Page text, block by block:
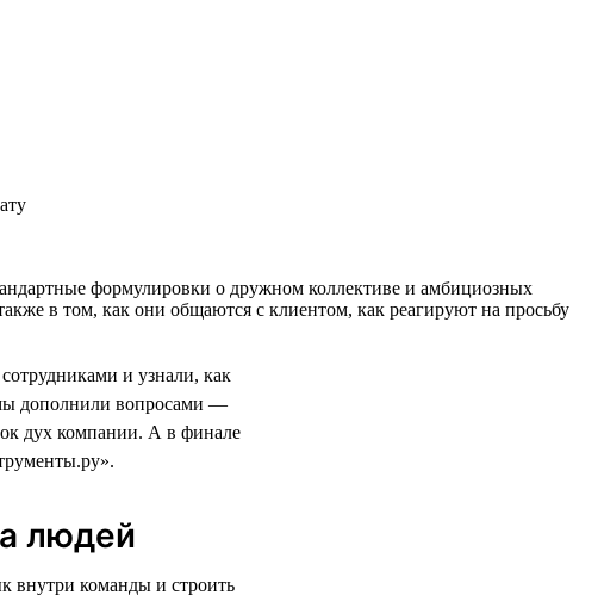
формулировки о дружном коллективе и амбициозных
в том, как они общаются с клиентом, как реагируют на просьбу
и узнали, как
дополнили вопросами —
дух компании. А в финале
людей
внутри команды и строить